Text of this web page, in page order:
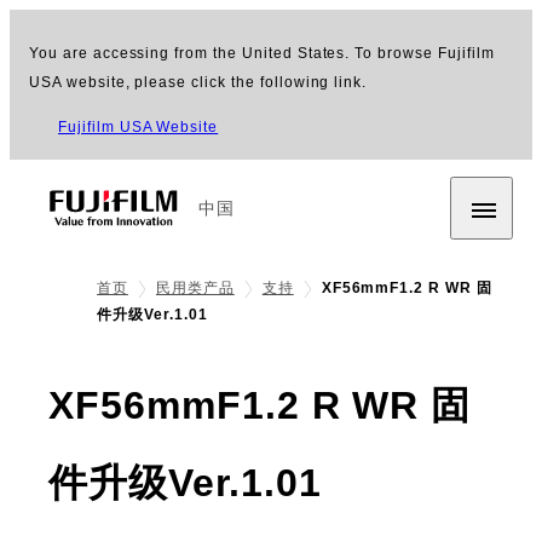
You are accessing from the United States. To browse Fujifilm
USA website, please click the following link.
Fujifilm USA Website
中国
首页 民用类产品 支持
XF56mmF1.2 R WR 固
件升级Ver.1.01
XF56mmF1.2 R WR 固
件升级Ver.1.01